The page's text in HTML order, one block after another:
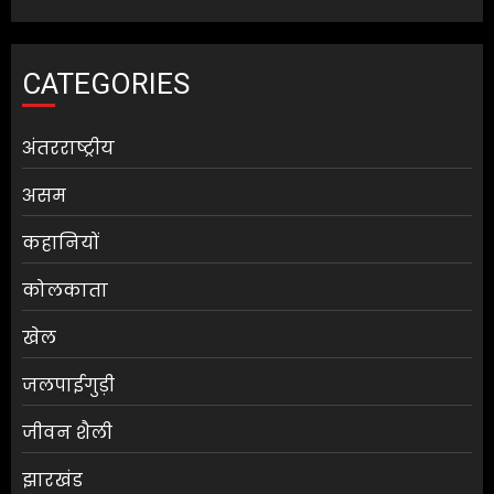
CATEGORIES
अंतरराष्ट्रीय
असम
कहानियों
कोलकाता
खेल
जलपाईगुड़ी
जीवन शैली
झारखंड